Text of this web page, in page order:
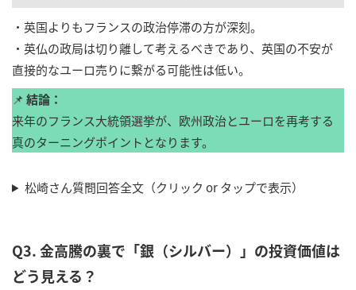
・英国よりもフランスの政治停滞の方が深刻。
・英仏の政局は切り離して考えるべきであり、英国の不安が
直接的なユーロ売りに繋がる可能性は低い。
📌 結論：
来年のフランス大統領選挙が、欧州政治とユーロを再考する
真のターニングポイントとなります。
松崎さん質問回答全文（クリック or タップで表示）
Q3. 金高騰の裏で「銀（シルバー）」の投資価値は
どう見える？